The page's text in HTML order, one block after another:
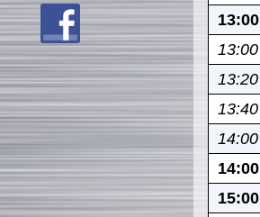
13:00
13:00
13:20
13:40
14:00
14:00
15:00